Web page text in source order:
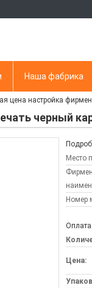
Наша фабрика
цена настройка
черный
Место
Номер
Цена: